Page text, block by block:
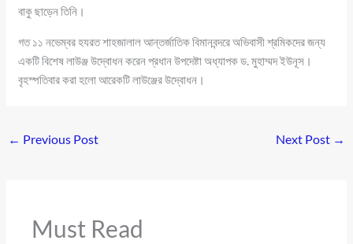
বাকু ছাড়েন তিনি।
গত ১১ নভেম্বর হযরত শাহজালাল আন্তর্জাতিক বিমানবন্দরে অভিবাসী শ্রমিকদের জন্য
একটি বিশেষ লাউঞ্জ উদ্বোধন করেন প্রধান উপদেষ্টা অধ্যাপক ড. মুহাম্মদ ইউনূস।
বৃহস্পতিবার করা হলো আরেকটি লাউঞ্জের উদ্বোধন।
← Previous Post Next Post →
Must Read